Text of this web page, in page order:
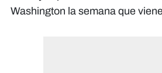
Washington la semana que